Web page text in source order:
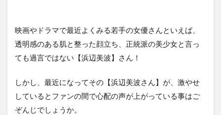
映画やドラマで最近よくみる若手の女優さんといえば、
透明感のある肌と整った顔立ち、正統派の美少女と言っ
ても過言ではない【浜辺美波】さん！
しかし、最近になってその【浜辺美波さん】が、激やせ
しているとファンの間で心配の声が上がっている事はご
ぞんじでしょうか。